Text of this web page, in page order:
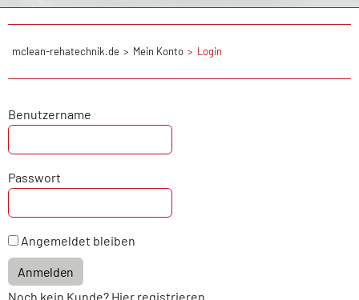
mclean-rehatechnik.de Mein Konto Login
Benutzername
Passwort
Angemeldet bleiben
Anmelden
Noch kein Kunde? Hier registrieren